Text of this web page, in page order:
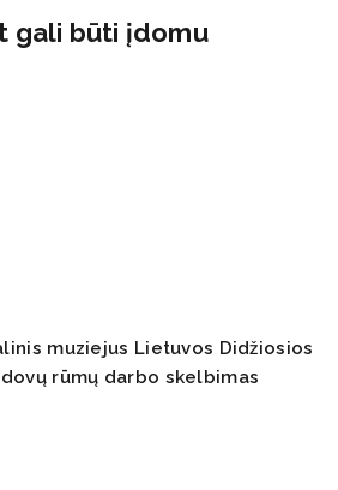
gali būti įdomu
muziejus Lietuvos Didžiosios
rūmų darbo skelbimas